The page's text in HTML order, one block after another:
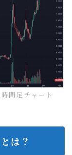
間足チャート
は？